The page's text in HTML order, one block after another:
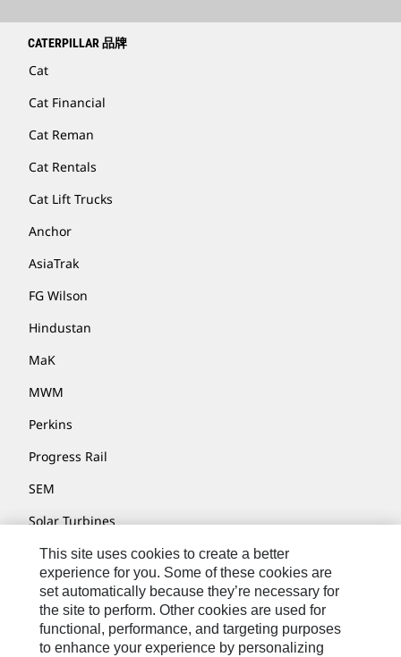
CATERPILLAR 品牌
Cat
Cat Financial
Cat Reman
Cat Rentals
Cat Lift Trucks
Anchor
AsiaTrak
FG Wilson
Hindustan
MaK
MWM
Perkins
Progress Rail
SEM
Solar Turbines
SPM Oil & Gas
Turner Powertrain Systems
联系我们
This site uses cookies to create a better
experience for you. Some of these cookies are
set automatically because they’re necessary for
the site to perform. Other cookies are used for
functional, performance, and targeting purposes
to enhance your experience by personalizing